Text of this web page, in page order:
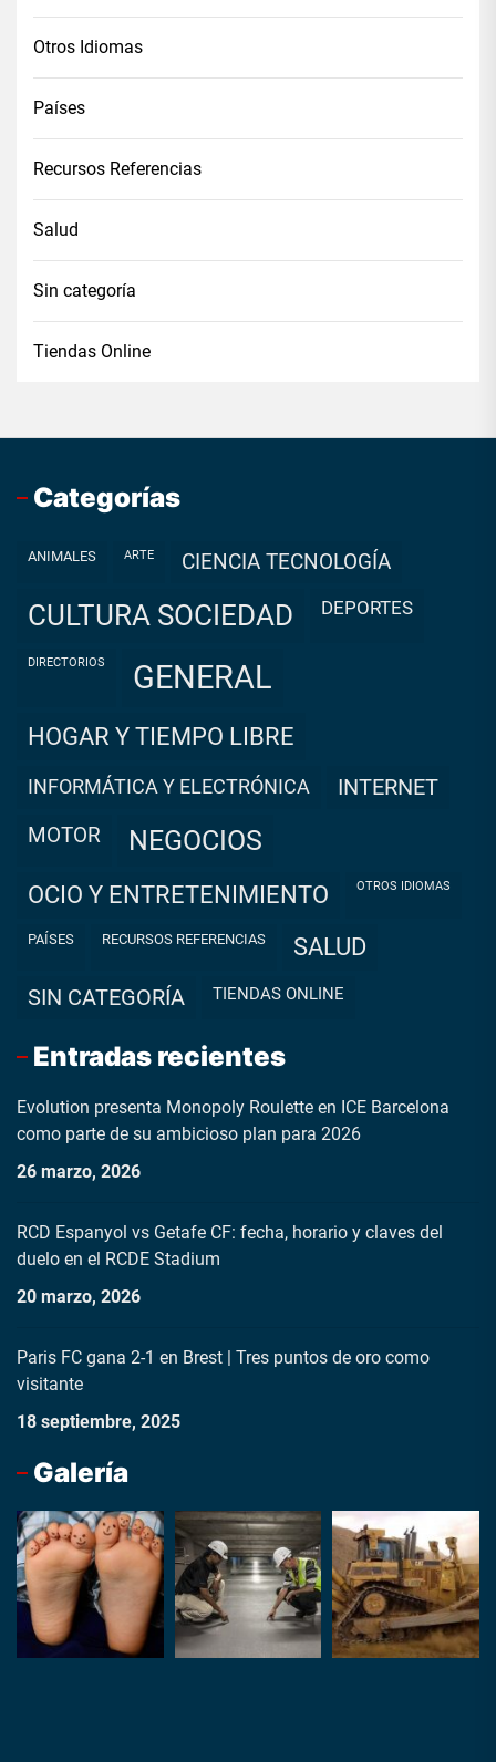
Otros Idiomas
Países
Recursos Referencias
Salud
Sin categoría
Tiendas Online
Categorías
ANIMALES ARTE CIENCIA TECNOLOGÍA
CULTURA SOCIEDAD DEPORTES
DIRECTORIOS GENERAL
HOGAR Y TIEMPO LIBRE
INFORMÁTICA Y ELECTRÓNICA INTERNET
MOTOR NEGOCIOS
OCIO Y ENTRETENIMIENTO OTROS IDIOMAS
PAÍSES RECURSOS REFERENCIAS SALUD
SIN CATEGORÍA TIENDAS ONLINE
Entradas recientes
Evolution presenta Monopoly Roulette en ICE Barcelona
como parte de su ambicioso plan para 2026
26 marzo, 2026
RCD Espanyol vs Getafe CF: fecha, horario y claves del
duelo en el RCDE Stadium
20 marzo, 2026
Paris FC gana 2-1 en Brest | Tres puntos de oro como
visitante
18 septiembre, 2025
Galería